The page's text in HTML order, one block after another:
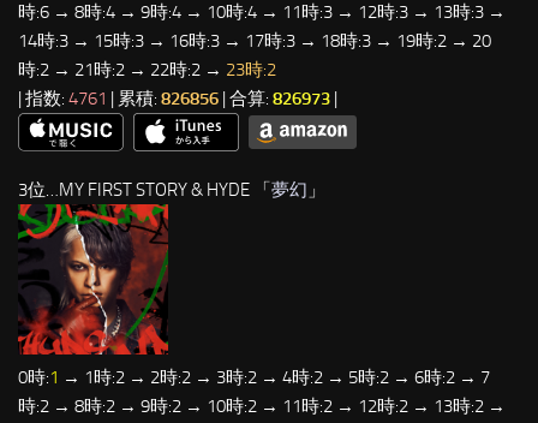
時:6 → 8時:4 → 9時:4 → 10時:4 → 11時:3 → 12時:3 → 13時:3 →
14時:3 → 15時:3 → 16時:3 → 17時:3 → 18時:3 → 19時:2 → 20
時:2 → 21時:2 → 22時:2 → 23時:2
| 指数: 4761 | 累積: 826856 | 合算: 826973 |
3位…MY FIRST STORY & HYDE 「 夢幻 」
0時:1 → 1時:2 → 2時:2 → 3時:2 → 4時:2 → 5時:2 → 6時:2 → 7
時:2 → 8時:2 → 9時:2 → 10時:2 → 11時:2 → 12時:2 → 13時:2 →